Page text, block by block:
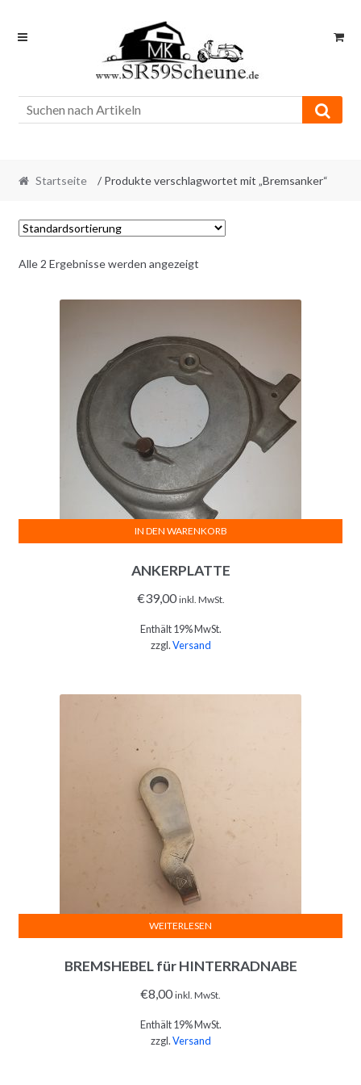
Skip
Skip
Startseite / Produkte verschlagwortet mit „Bremsanker“
Alle 2 Ergebnisse werden angezeigt
ANKERPLATTE
€39,00 inkl. MwSt.
Enthält 19% MwSt.
zzgl.Versand
IN DEN WARENKORB
BREMSHEBEL für HINTERRADNABE
€8,00 inkl. MwSt.
Enthält 19% MwSt.
zzgl.Versand
WEITERLESEN